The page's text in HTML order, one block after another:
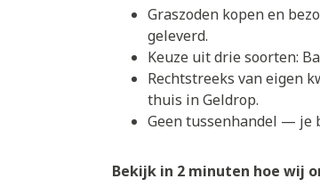
Graszoden kopen en
geleverd.
Keuze uit drie soorten:
Rechtstreeks van eigen
thuis in Geldrop.
Geen tussenhandel — je
Bekijk in 2 minuten hoe wij